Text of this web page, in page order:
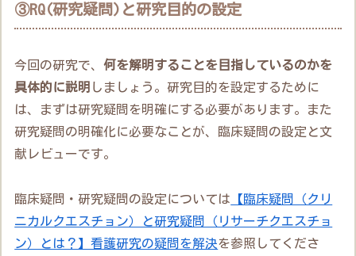
③RQ(研究疑問)と研究目的の設定
今回の研究で、何を解明することを目指しているのかを
具体的に説明 しましょう。研究目的を設定するために
は、まずは研究疑問を明確にする必要があります。また
研究疑問の明確化に必要なことが、臨床疑問の設定と文
献レビューです。
臨床疑問・研究疑問の設定については 【臨床疑問（クリ
ニカルクエスチョン）と研究疑問（リサーチクエスチョ
ン）とは？】看護研究の疑問を解決を参照してくださ